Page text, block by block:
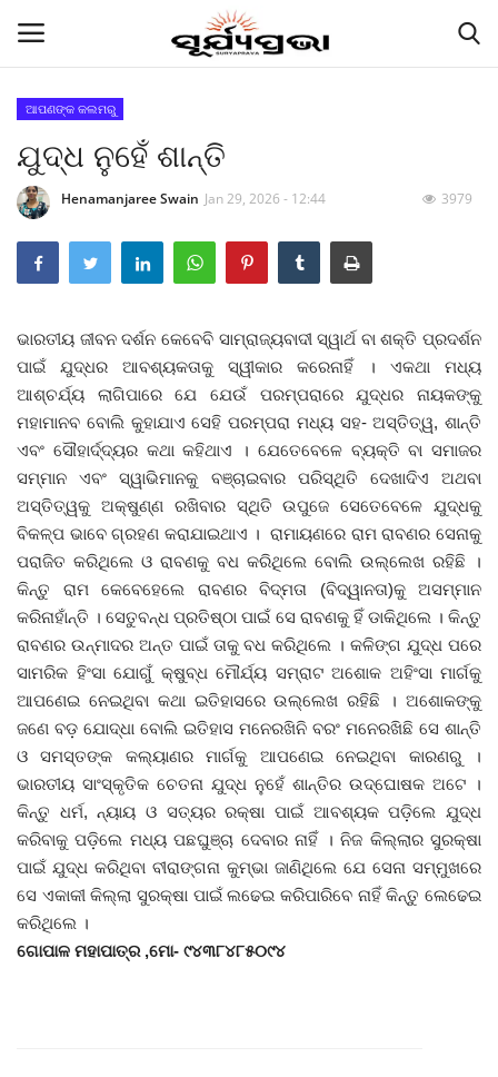
Contact
Gallery
E-paper
ରାଜ୍ୟ
ରାଜନୀତି
କି କଥା ବୋଇଲେ
ଦେଶ ବିଦେଶ
ପ୍ରଶାସନ ଖବର
ଜିଲ୍ଲା
ଆପଣଙ୍କ କଲମରୁ
ମହାନଗର
ଅପରାଧ
ଖେଳ ଖବର
ବିଶେଷ
ଆପଣଙ୍କ କଲମରୁ
ଯୁଦ୍ଧ ନୁହେଁ ଶାନ୍ତି
Henamanjaree Swain Jan 29, 2026 - 12:44 3979
ଭାରତୀୟ ଜୀବନ ଦର୍ଶନ କେବେବି ସାମ୍ରାଜ୍ୟବାଦୀ ସ୍ୱାର୍ଥ ବା ଶକ୍ତି ପ୍ରଦର୍ଶନ
ପାଇଁ ଯୁଦ୍ଧର ଆବଶ୍ୟକତାକୁ ସ୍ୱୀକାର କରେନାହିଁ । ଏକଥା ମଧ୍ୟ
ଆଶ୍ଚର୍ଯ୍ୟ ଲାଗିପାରେ ଯେ ଯେଉଁ ପରମ୍ପରାରେ ଯୁଦ୍ଧର ନାୟକଙ୍କୁ
ମହାମାନବ ବୋଲି କୁହାଯାଏ ସେହି ପରମ୍ପରା ମଧ୍ୟ ସହ- ଅସ୍ତିତ୍ୱ, ଶାନ୍ତି
ଏବଂ ସୌହାର୍ଦ୍ଦ୍ୟର କଥା କହିଥାଏ । ଯେତେବେଳେ ବ୍ୟକ୍ତି ବା ସମାଜର
ସମ୍ମାନ ଏବଂ ସ୍ୱାଭିମାନକୁ ବଞ୍ଚାଇବାର ପରିସ୍ଥିତି ଦେଖାଦିଏ ଅଥବା
ଅସ୍ତିତ୍ୱକୁ ଅକ୍ଷୁଣ୍ଣ ରଖିବାର ସ୍ଥିତି ଉପୁଜେ ସେତେବେଳେ ଯୁଦ୍ଧକୁ
ବିକଳ୍ପ ଭାବେ ଗ୍ରହଣ କରାଯାଇଥାଏ । ରାମାୟଣରେ ରାମ ରାବଣର ସେନାକୁ
ପରାଜିତ କରିଥିଲେ ଓ ରାବଣକୁ ବଧ କରିଥିଲେ ବୋଲି ଉଲ୍ଲେଖ ରହିଛି ।
କିନ୍ତୁ ରାମ କେବେହେଲେ ରାବଣର ବିଦ୍ମତା (ବିଦ୍ୱାନତା)କୁ ଅସମ୍ମାନ
କରିନାହାଁନ୍ତି । ସେତୁବନ୍ଧ ପ୍ରତିଷ୍ଠା ପାଇଁ ସେ ରାବଣକୁ ହିଁ ଡାକିଥିଲେ । କିନ୍ତୁ
ରାବଣର ଉନ୍ମାଦର ଅନ୍ତ ପାଇଁ ତାକୁ ବଧ କରିଥିଲେ । କଳିଙ୍ଗ ଯୁଦ୍ଧ ପରେ
ସାମରିକ ହିଂସା ଯୋଗୁଁ କ୍ଷୁବ୍ଧ ମୌର୍ଯ୍ୟ ସମ୍ରାଟ ଅଶୋକ ଅହିଂସା ମାର୍ଗକୁ
ଆପଣେଇ ନେଇଥିବା କଥା ଇତିହାସରେ ଉଲ୍ଲେଖ ରହିଛି । ଅଶୋକଙ୍କୁ
ଜଣେ ବଡ଼ ଯୋଦ୍ଧା ବୋଲି ଇତିହାସ ମନେରଖିନି ବରଂ ମନେରଖିଛି ସେ ଶାନ୍ତି
ଓ ସମସ୍ତଙ୍କ କଲ୍ୟାଣର ମାର୍ଗକୁ ଆପଣେଇ ନେଇଥିବା କାରଣରୁ ।
ଭାରତୀୟ ସାଂସ୍କୃତିକ ଚେତନା ଯୁଦ୍ଧ ନୁହେଁ ଶାନ୍ତିର ଉଦ୍‌ଘୋଷକ ଅଟେ ।
କିନ୍ତୁ ଧର୍ମ, ନ୍ୟାୟ ଓ ସତ୍ୟର ରକ୍ଷା ପାଇଁ ଆବଶ୍ୟକ ପଡ଼ିଲେ ଯୁଦ୍ଧ
କରିବାକୁ ପଡ଼ିଲେ ମଧ୍ୟ ପଛଘୁଞ୍ଚା ଦେବାର ନାହିଁ । ନିଜ କିଲ୍ଲାର ସୁରକ୍ଷା
ପାଇଁ ଯୁଦ୍ଧ କରିଥିବା ବୀରାଙ୍ଗନା କୁମ୍ଭା ଜାଣିଥିଲେ ଯେ ସେନା ସମ୍ମୁଖରେ
ସେ ଏକାକୀ କିଲ୍ଲା ସୁରକ୍ଷା ପାଇଁ ଲଢେଇ କରିପାରିବେ ନାହିଁ କିନ୍ତୁ ଲେଢେଇ
କରିଥିଲେ ।
ଗୋପାଳ ମହାପାତ୍ର ,ମୋ- ୯୪୩୮୪୮୫୦୯୪